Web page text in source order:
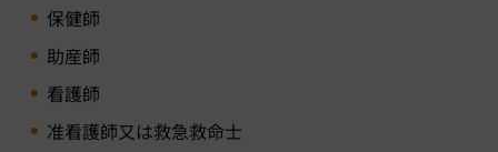
保健師
助産師
看護師
准看護師又は救急救命士